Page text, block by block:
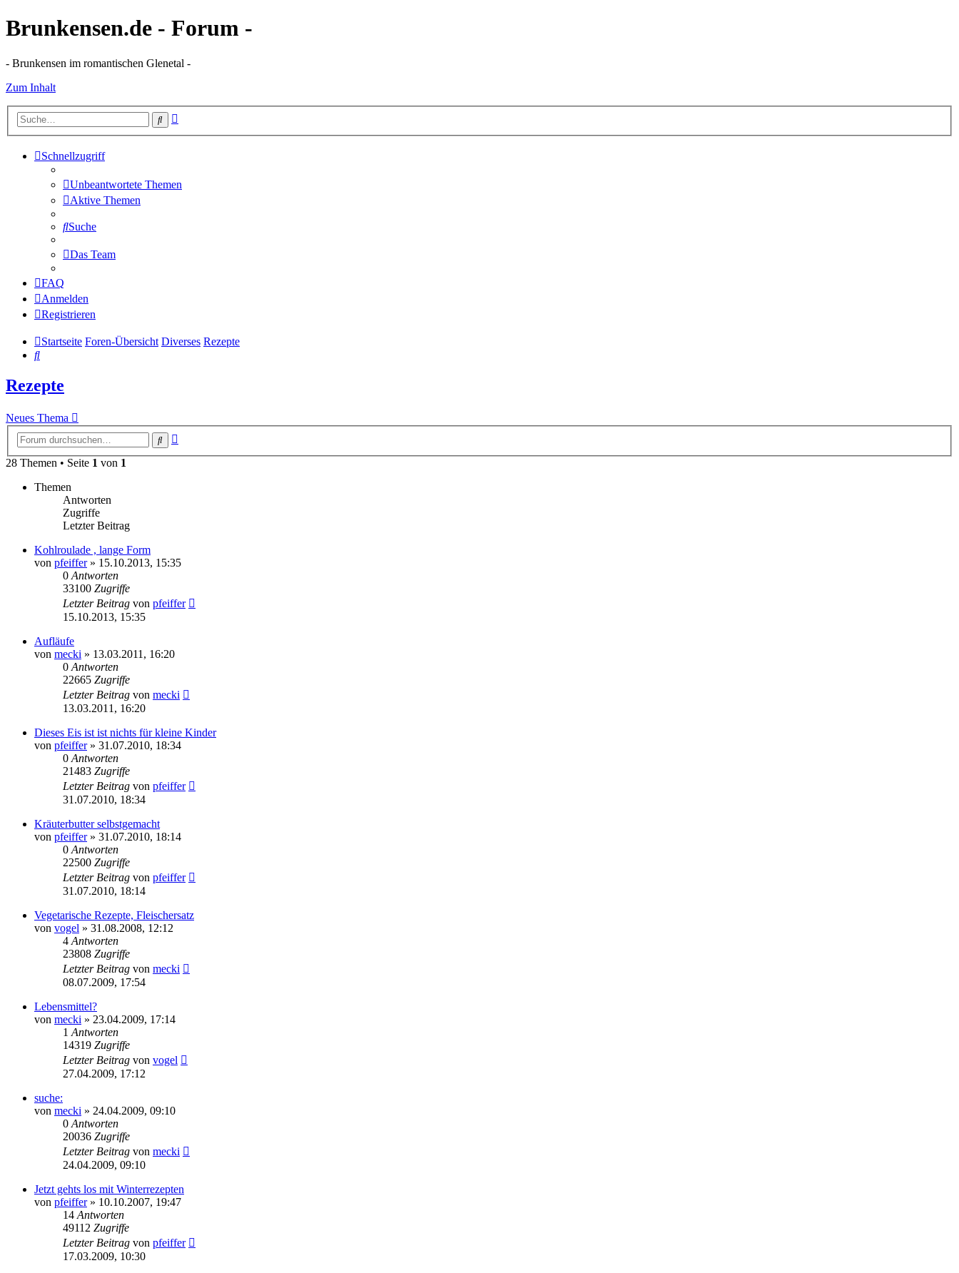
Brunkensen.de - Forum -
- Brunkensen im romantischen Glenetal -
Zum Inhalt
Suche
Schnellzugriff
Unbeantwortete Themen
Aktive Themen
Suche
Das Team
FAQ
Anmelden
Registrieren
Startseite Foren-Übersicht Diverses Rezepte
Suche
Rezepte
Neues Thema
Suche
28 Themen • Seite 1 von 1
Themen
Antworten
Zugriffe
Letzter Beitrag
Kohlroulade , lange Form
von pfeiffer» 15.10.2013, 15:35
0 Antworten
33100 Zugriffe
Letzter Beitrag von pfeiffer
15.10.2013, 15:35
Aufläufe
von mecki » 13.03.2011, 16:20
0 Antworten
22665 Zugriffe
Letzter Beitrag von mecki
13.03.2011, 16:20
Dieses Eis ist ist nichts für kleine Kinder
von pfeiffer» 31.07.2010, 18:34
0 Antworten
21483 Zugriffe
Letzter Beitrag von pfeiffer
31.07.2010, 18:34
Kräuterbutter selbstgemacht
von pfeiffer» 31.07.2010, 18:14
0 Antworten
22500 Zugriffe
Letzter Beitrag von pfeiffer
31.07.2010, 18:14
Vegetarische Rezepte, Fleischersatz
von vogel » 31.08.2008, 12:12
4 Antworten
23808 Zugriffe
Letzter Beitrag von mecki
08.07.2009, 17:54
Lebensmittel?
von mecki » 23.04.2009, 17:14
1 Antworten
14319 Zugriffe
Letzter Beitrag von vogel
27.04.2009, 17:12
suche:
von mecki » 24.04.2009, 09:10
0 Antworten
20036 Zugriffe
Letzter Beitrag von mecki
24.04.2009, 09:10
Jetzt gehts los mit Winterrezepten
von pfeiffer» 10.10.2007, 19:47
14 Antworten
49112 Zugriffe
Letzter Beitrag von pfeiffer
17.03.2009, 10:30